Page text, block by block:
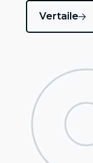
Vertaile